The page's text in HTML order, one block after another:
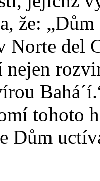
že:
Norte del
nejen
tohoto
Dům